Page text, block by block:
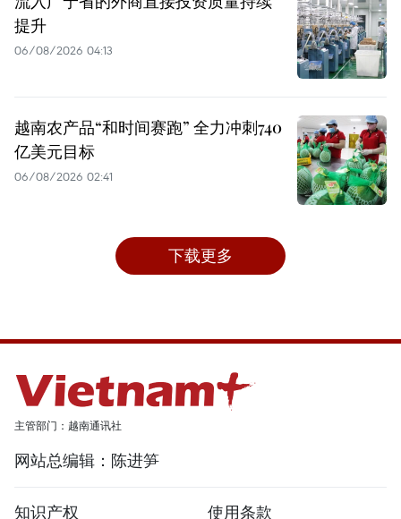
提升
06/08/2026 04:13
越南农产品“和时间赛跑” 全力冲刺740
亿美元目标
06/08/2026 02:41
下载更多
主管部门：越南通讯社
网站总编辑：陈进笋
知识产权 使用条款